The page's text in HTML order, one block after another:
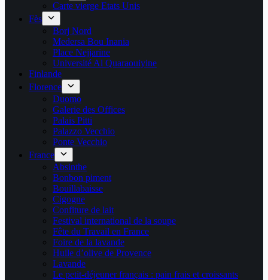
Carte vierge Etats Unis
Fès
Borj Nord
Medersa Bou Inania
Place Nejjarine
Université Al Quaraouiyine
Finlande
Florence
Duomo
Galerie des Offices
Palais Pitti
Palazzo Vecchio
Ponte Vecchio
France
Absinthe
Bonbon piment
Bouillabaisse
Cigogne
Confiture de lait
Festival international de la soupe
Fête du Travail en France
Foire de la lavande
Huile d’olive de Provence
Lavande
Le petit-déjeuner français : pain frais et croissants